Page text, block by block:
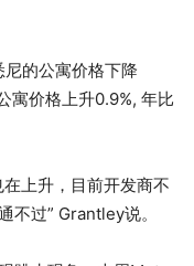
的公寓价格下降
寓价格上升0.9%, 年比
上升，目前开发商不
不过” Grantley说。